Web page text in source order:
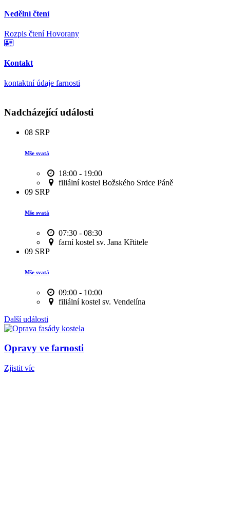
Nedělní čtení
Rozpis čtení Hovorany
Kontakt
kontaktní údaje farnosti
Nadcházející události
08 SRP
Mše svatá
18:00 - 19:00
filiální kostel Božského Srdce Páně
09 SRP
Mše svatá
07:30 - 08:30
farní kostel sv. Jana Křtitele
09 SRP
Mše svatá
09:00 - 10:00
filiální kostel sv. Vendelína
Další události
Opravy ve farnosti
Zjistit víc